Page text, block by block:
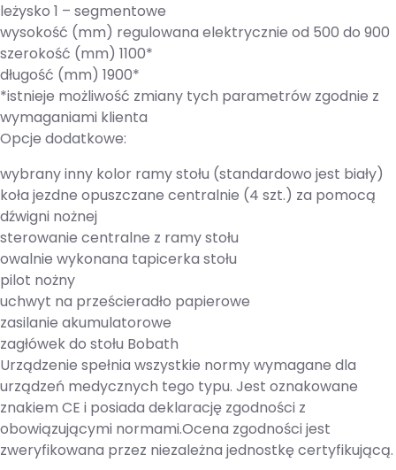
leżysko 1 – segmentowe
wysokość (mm) regulowana elektrycznie od 500 do 900
szerokość (mm) 1100*
długość (mm) 1900*
*istnieje możliwość zmiany tych parametrów zgodnie z
wymaganiami klienta
Opcje dodatkowe:
wybrany inny kolor ramy stołu (standardowo jest biały)
koła jezdne opuszczane centralnie (4 szt.) za pomocą
dźwigni nożnej
sterowanie centralne z ramy stołu
owalnie wykonana tapicerka stołu
pilot nożny
uchwyt na prześcieradło papierowe
zasilanie akumulatorowe
zagłówek do stołu Bobath
Urządzenie spełnia wszystkie normy wymagane dla
urządzeń medycznych tego typu. Jest oznakowane
znakiem CE i posiada deklarację zgodności z
obowiązującymi normami.Ocena zgodności jest
zweryfikowana przez niezależna jednostkę certyfikującą.